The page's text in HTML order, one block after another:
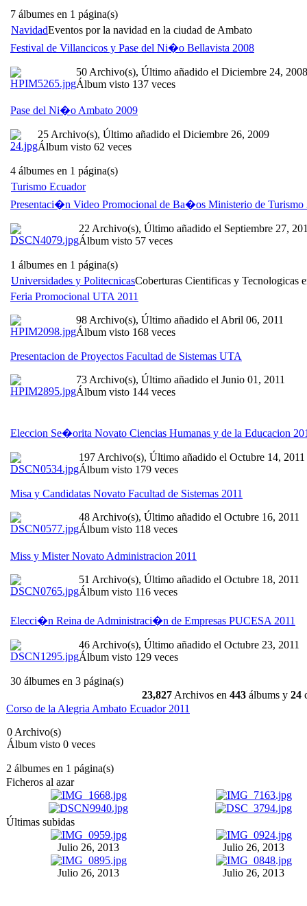
7 álbumes en 1 página(s)
NavidadEventos por la navidad en la ciudad de Ambato
Festival de Villancicos y Pase del Ni�o Bellavista 2008
50 Archivo(s), Último añadido el Diciembre 24, 2008
Álbum visto 137 veces
Pase del Ni�o Ambato 2009
25 Archivo(s), Último añadido el Diciembre 26, 2009
Álbum visto 62 veces
4 álbumes en 1 página(s)
Turismo Ecuador
Presentaci�n Video Promocional de Ba�os Ministerio de Turismo
22 Archivo(s), Último añadido el Septiembre 27,
Álbum visto 57 veces
1 álbumes en 1 página(s)
Universidades y PolitecnicasCoberturas Cientificas y Tecnologicas
Feria Promocional UTA 2011
98 Archivo(s), Último añadido el Abril 06, 2011
Álbum visto 168 veces
Presentacion de Proyectos Facultad de Sistemas UTA
73 Archivo(s), Último añadido el Junio 01, 2011
Álbum visto 144 veces
Eleccion Se�orita Novato Ciencias Humanas y de la Educacion
197 Archivo(s), Último añadido el Octubre 14, 2011
Álbum visto 179 veces
Misa y Candidatas Novato Facultad de Sistemas 2011
48 Archivo(s), Último añadido el Octubre 16, 2011
Álbum visto 118 veces
Miss y Mister Novato Administracion 2011
51 Archivo(s), Último añadido el Octubre 18, 2011
Álbum visto 116 veces
Elecci�n Reina de Administraci�n de Empresas PUCESA 2011
46 Archivo(s), Último añadido el Octubre 23, 2011
Álbum visto 129 veces
30 álbumes en 3 página(s)
23,827 Archivos en 443 álbums y 24
Corso de la Alegria Ambato Ecuador 2011
0 Archivo(s)
Álbum visto 0 veces
2 álbumes en 1 página(s)
Ficheros al azar
Últimas subidas
Julio 26, 2013 Julio 26, 2013
Julio 26, 2013 Julio 26, 2013